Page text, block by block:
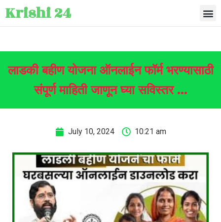
Krishi 24
लाडकी बहीण योजना ऑनलाईन फॉर्म भरण्यासाठी
संपूर्ण माहिती जाणून घ्या सविस्तर …
July 10, 2024 10:21 am